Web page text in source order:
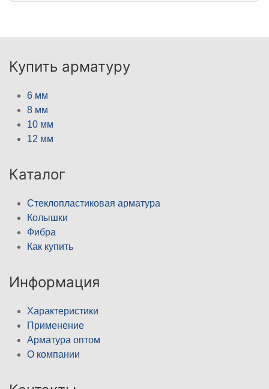
Купить арматуру
6 мм
8 мм
10 мм
12 мм
Каталог
Стеклопластиковая арматура
Колышки
Фибра
Как купить
Информация
Характеристики
Применение
Арматура оптом
О компании